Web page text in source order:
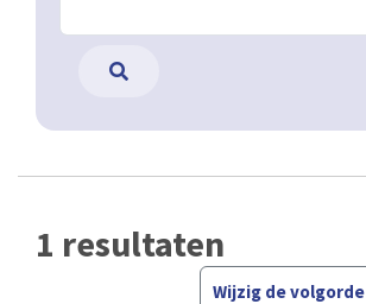
1 resultaten
Wijzig de volgorde